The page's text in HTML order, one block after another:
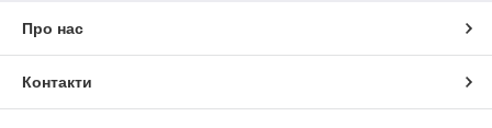
Про нас
Контакти